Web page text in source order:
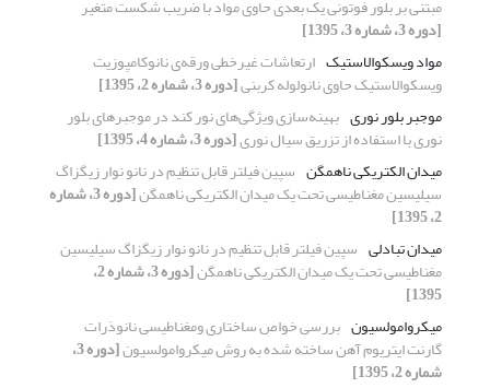
مبتنی بر بلور فوتونی یک بعدی حاوی مواد با ضریب شکست متغیر
[دوره 3، شماره 3، 1395]
مواد ویسکوالاستیک ارتعاشات غیرخطی ورقه‌ی نانوکامپوزیت
ویسکوالاستیک حاوی نانولوله کربنی[دوره 3، شماره 2، 1395]
موجبر بلور نوری بهینه‌سازی ویژگی‌های نور کند در موجبرهای بلور
نوری با استفاده از تزریق سیال نوری[دوره 3، شماره 4، 1395]
میدان الکتریکی ناهمگن سپین فیلتر قابل تنظیم در نانو نوار زیگزاگ
سیلیسین مغناطیسی تحت یک میدان الکتریکی ناهمگن [دوره 3، شماره
2، 1395]
میدان تبادلی سپین فیلتر قابل تنظیم در نانو نوار زیگزاگ سیلیسین
مغناطیسی تحت یک میدان الکتریکی ناهمگن [دوره 3، شماره 2،
1395]
میکروامولسیون بررسی خواص ساختاری ومغناطیسی نانوذرات
گارنت ایتریوم آهن ساخته شده به روش میکروامولسیون [دوره 3،
شماره 2، 1395]